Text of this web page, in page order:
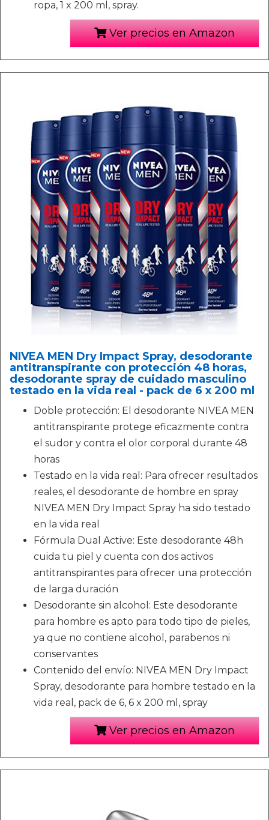
ropa, 1 x 200 ml, spray.
Ver precios en Amazon
NIVEA MEN Dry Impact Spray, desodorante
antitranspirante con protección 48 horas,
desodorante spray de cuidado masculino
testado en la vida real - pack de 6 x 200 ml
Doble protección: El desodorante NIVEA MEN
antitranspirante protege eficazmente contra
el sudor y contra el olor corporal durante 48
horas
Testado en la vida real: Para ofrecer resultados
reales, el desodorante de hombre en spray
NIVEA MEN Dry Impact Spray ha sido testado
en la vida real
Fórmula Dual Active: Este desodorante 48h
cuida tu piel y cuenta con dos activos
antitranspirantes para ofrecer una protección
de larga duración
Desodorante sin alcohol: Este desodorante
para hombre es apto para todo tipo de pieles,
ya que no contiene alcohol, parabenos ni
conservantes
Contenido del envío: NIVEA MEN Dry Impact
Spray, desodorante para hombre testado en la
vida real, pack de 6, 6 x 200 ml, spray
Ver precios en Amazon